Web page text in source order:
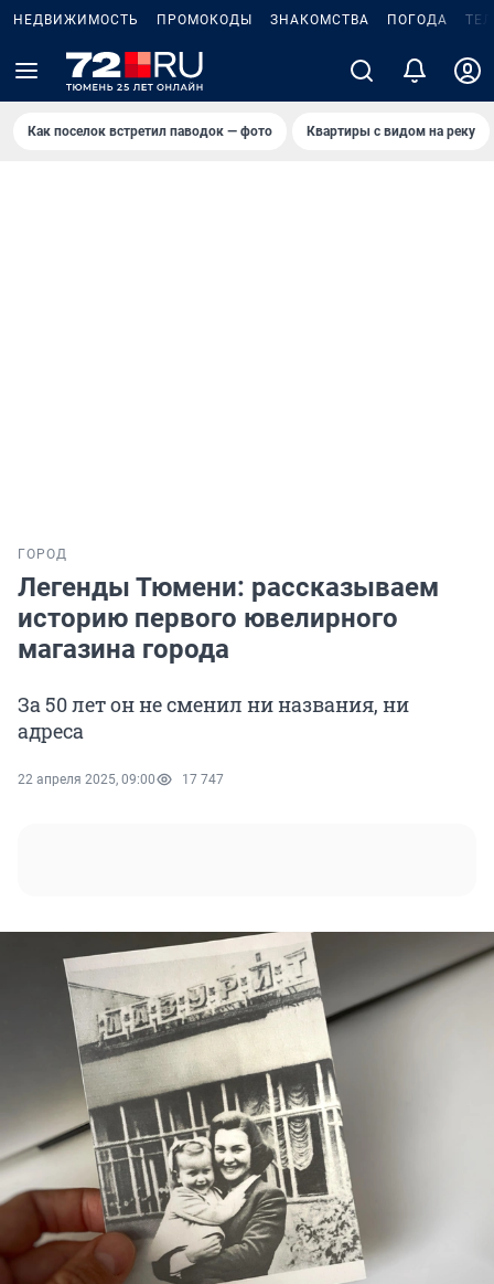
НЕДВИЖИМОСТЬ ПРОМОКОДЫ ЗНАКОМСТВА ПОГОДА
Как поселок встретил паводок — фото Квартиры с видом на реку
ГОРОД
Легенды Тюмени: рассказываем
историю первого ювелирного
магазина города
За 50 лет он не сменил ни названия, ни
адреса
22 апреля 2025, 09:00 17 747